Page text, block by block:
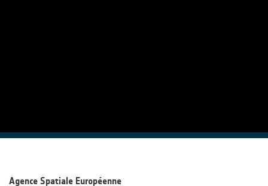
Agence Spatiale Européenne